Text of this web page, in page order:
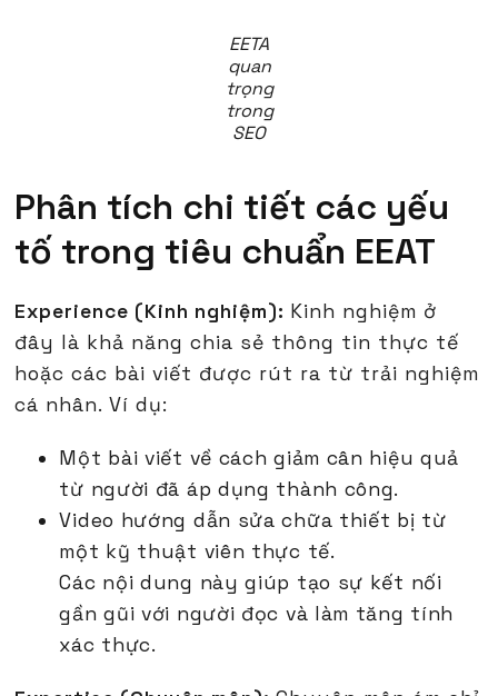
EETA
quan
trọng
trong
SEO
Phân tích chi tiết các yếu
tố trong tiêu chuẩn EEAT
Experience (Kinh nghiệm): Kinh nghiệm ở
đây là khả năng chia sẻ thông tin thực tế
hoặc các bài viết được rút ra từ trải nghiệm
cá nhân. Ví dụ:
Một bài viết về cách giảm cân hiệu quả
từ người đã áp dụng thành công.
Video hướng dẫn sửa chữa thiết bị từ
một kỹ thuật viên thực tế.
Các nội dung này giúp tạo sự kết nối
gần gũi với người đọc và làm tăng tính
xác thực.